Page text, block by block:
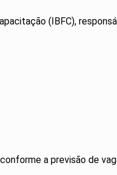
(IBFC),
a previsão de